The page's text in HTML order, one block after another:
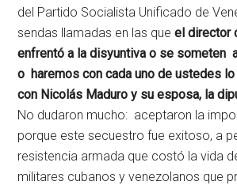
del Partido Socialista Unificado de
sendas llamadas en las queel director
enfrentó a la disyuntiva o se someten
o haremos con cada uno de ustedes
con Nicolás Maduro y su esposa, la
No dudaron mucho: aceptaron la
porque este secuestro fue exitoso, a
resistencia armada que costó la vida
militares cubanos y venezolanos que